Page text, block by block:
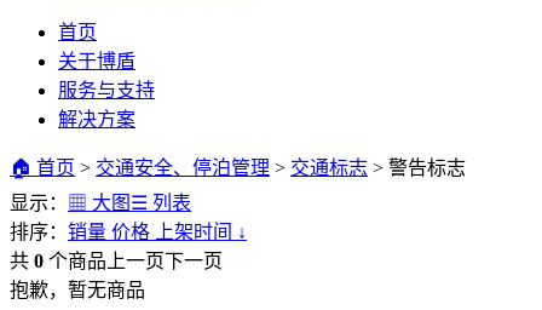
首页
关于博盾
服务与支持
解决方案
🏠 首页 > 交通安全、停泊管理 > 交通标志 > 警告标志
显示：
▦ 大图 ☰ 列表
排序： 销量 价格 上架时间 ↓
共 0 个商品 上一页下一页
抱歉，暂无商品